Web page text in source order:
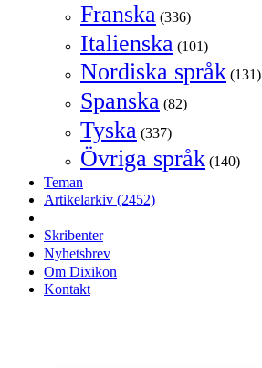
Franska (336)
Italienska (101)
Nordiska språk (131)
Spanska (82)
Tyska (337)
Övriga språk (140)
Teman
Artikelarkiv (2452)
Skribenter
Nyhetsbrev
Om Dixikon
Kontakt